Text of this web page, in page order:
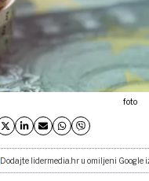
foto
Dodajte lidermedia.hr u omiljeni Google